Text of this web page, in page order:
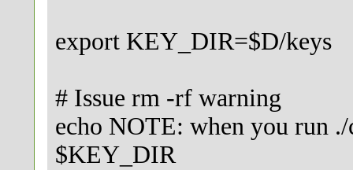
export KEY_DIR=$D/keys
# Issue rm -rf warning
echo NOTE: when you run
$KEY_DIR